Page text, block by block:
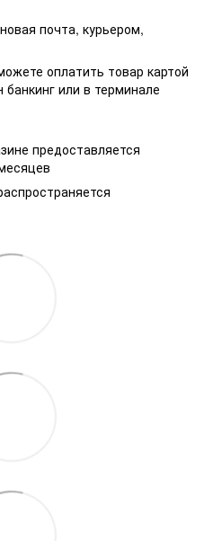
почта, курьером,
оплатить товар картой
или в терминале
предоставляется